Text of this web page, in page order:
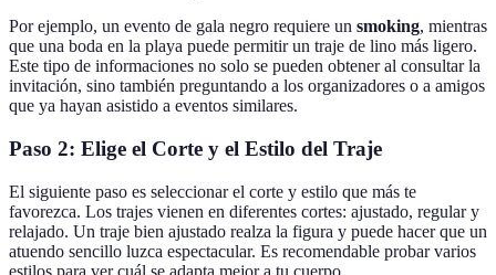
Por ejemplo, un evento de gala negro requiere un smoking, mientras
que una boda en la playa puede permitir un traje de lino más ligero.
Este tipo de informaciones no solo se pueden obtener al consultar la
invitación, sino también preguntando a los organizadores o a amigos
que ya hayan asistido a eventos similares.
Paso 2: Elige el Corte y el Estilo del Traje
El siguiente paso es seleccionar el corte y estilo que más te
favorezca. Los trajes vienen en diferentes cortes: ajustado, regular y
relajado. Un traje bien ajustado realza la figura y puede hacer que un
atuendo sencillo luzca espectacular. Es recomendable probar varios
estilos para ver cuál se adapta mejor a tu cuerpo.